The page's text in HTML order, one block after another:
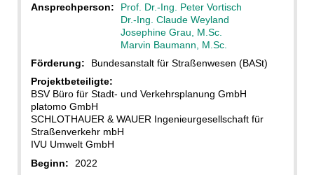
Ansprechperson:
Prof. Dr.-Ing. Peter Vortisch
Dr.-Ing. Claude Weyland
Josephine Grau, M.Sc.
Marvin Baumann, M.Sc.
Förderung:
Bundesanstalt für Straßenwesen (BASt)
Projektbeteiligte:
BSV Büro für Stadt- und Verkehrsplanung GmbH
platomo GmbH
SCHLOTHAUER & WAUER Ingenieurgesellschaft für
Straßenverkehr mbH
IVU Umwelt GmbH
Beginn:
2022